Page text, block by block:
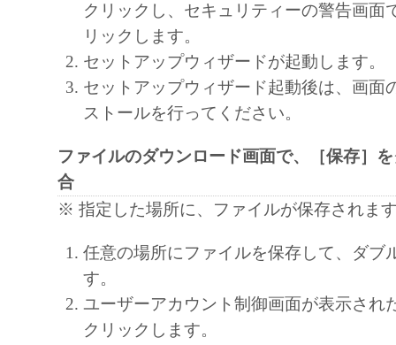
SOFTWARE. NO UPDATES, FIXES OR
BE MADE AVAILABLE FOR THE
7. NO WARRANTY AND DISCLAIMER
[NO WARRANTY] THE SOFTWARE IS
WITHOUT WARRANTY OF ANY KIND,
EXPRESSED OR IMPLIED, INCLUDING,
LIMITED TO THE IMPLIED WARRANTIES
MERCHANTABILITY AND FITNESS FOR
PERFORMANCE OF THE SOFTWARE IS
SHOULD THE SOFTWARE PROVE
ASSUME THE ENTIRE C OS T OF ALL
SERVICING, REPAIR OR CORRECTION.
クリックし、セキュリティーの警告画面
リックします。
セットアップウィザードが起動します。
セットアップウィザード起動後は、画面
ストールを行ってください。
ファイルのダウンロード画面で、［保存］
合
※ 指定した場所に、ファイルが保存されま
任意の場所にファイルを保存して、ダブ
す。
ユーザーアカウント制御画面が表示され
クリックします。